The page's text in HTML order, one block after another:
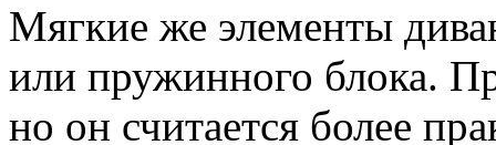
Мягкие же элементы
или пружинного блока.
но он считается более